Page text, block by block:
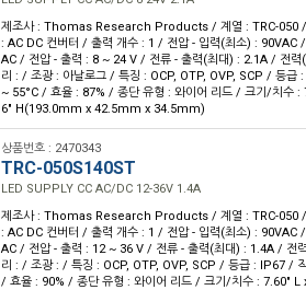
제조사 : Thomas Research Products / 계열 : TRC-050 /
: AC DC 컨버터 / 출력 개수 : 1 / 전압 - 입력(최소) : 90VAC
AC / 전압 - 출력 : 8 ~ 24 V / 전류 - 출력(최대) : 2.1A / 전
리 : / 조광 : 아날로그 / 특징 : OCP, OTP, OVP, SCP / 등급
~ 55°C / 효율 : 87% / 종단 유형 : 와이어 리드 / 크기/치수
6" H(193.0mm x 42.5mm x 34.5mm)
상품번호 : 2470343
TRC-050S140ST
LED SUPPLY CC AC/DC 12-36V 1.4A
제조사 : Thomas Research Products / 계열 : TRC-050 /
: AC DC 컨버터 / 출력 개수 : 1 / 전압 - 입력(최소) : 90VAC
AC / 전압 - 출력 : 12 ~ 36 V / 전류 - 출력(최대) : 1.4A / 전
리 : / 조광 : / 특징 : OCP, OTP, OVP, SCP / 등급 : IP67 /
/ 효율 : 90% / 종단 유형 : 와이어 리드 / 크기/치수 : 7.60"